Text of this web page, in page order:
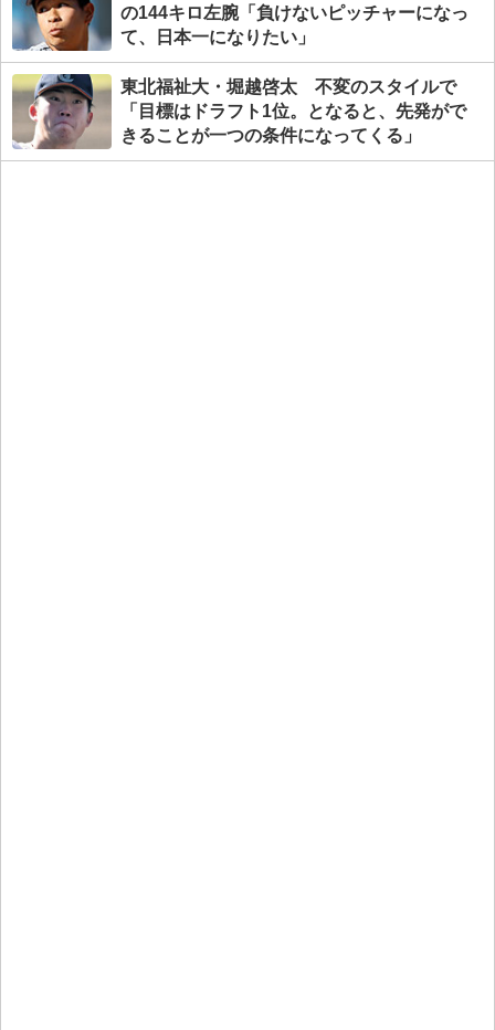
の144キロ左腕「負けないピッチャーになっ
て、日本一になりたい」
東北福祉大・堀越啓太 不変のスタイルで
「目標はドラフト1位。となると、先発がで
きることが一つの条件になってくる」